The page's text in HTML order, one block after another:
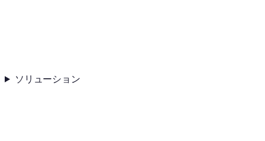
ソリューション